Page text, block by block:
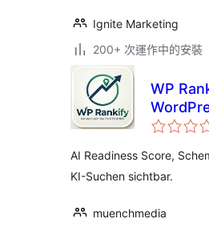
Ignite Marketing
200+ 次運作中的安裝
WP
AI Readiness Score,
KI-Suchen sichtbar.
muenchmedia